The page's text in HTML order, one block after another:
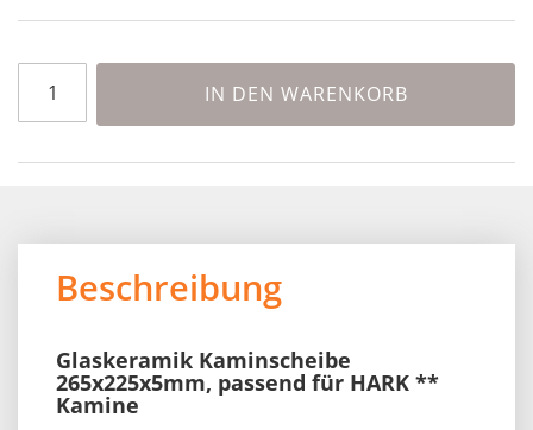
IN DEN WARENKORB
Beschreibung
Glaskeramik Kaminscheibe
265x225x5mm, passend für HARK **
Kamine